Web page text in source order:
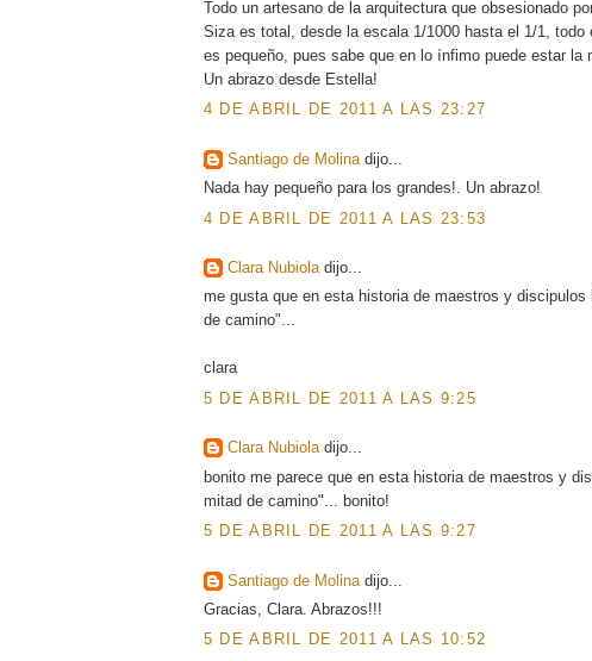
Todo un artesano de la arquitectura que obsesionado
Siza es total, desde la escala 1/1000 hasta el 1/1,
es pequeño, pues sabe que en lo ínfimo puede estar la
Un abrazo desde Estella!
4 DE ABRIL DE 2011 A LAS 23:27
Santiago de Molinadijo...
Nada hay pequeño para los grandes!. Un abrazo!
4 DE ABRIL DE 2011 A LAS 23:53
Clara Nubioladijo...
me gusta que en esta historia de maestros y
de camino"...
clara
5 DE ABRIL DE 2011 A LAS 9:25
Clara Nubioladijo...
bonito me parece que en esta historia de maestros y
mitad de camino"... bonito!
5 DE ABRIL DE 2011 A LAS 9:27
Santiago de Molinadijo...
Gracias, Clara. Abrazos!!!
5 DE ABRIL DE 2011 A LAS 10:52